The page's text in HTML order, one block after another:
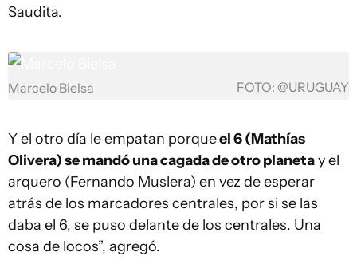
Saudita.
Marcelo Bielsa FOTO: @URUGUAY
Y el otro día le empatan porqueel 6 (Mathías
Olivera) se mandó una cagada de otro planetay el
arquero (Fernando Muslera) en vez de esperar
atrás de los marcadores centrales, por si se las
daba el 6, se puso delante de los centrales. Una
cosa de locos”, agregó.